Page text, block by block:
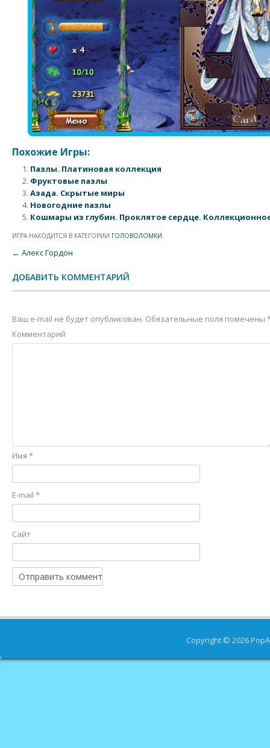
Похожие Игры:
Пазлы. Платиновая коллекция
Фруктовые пазлы
Азада. Скрытые миры
Новогодние пазлы
Кошмары из глубин. Проклятое сердце.
ИГРА НАХОДИТСЯ В КАТЕГОРИИ ГОЛОВОЛОМКИ.
Post navigation
← Алекс Гордон
ДОБАВИТЬ КОММЕНТАРИЙ
Ваш e-mail не будет опубликован. Обязательные поля помечены
Комментарий
Имя *
E-mail *
Сайт
Copyright © 2026